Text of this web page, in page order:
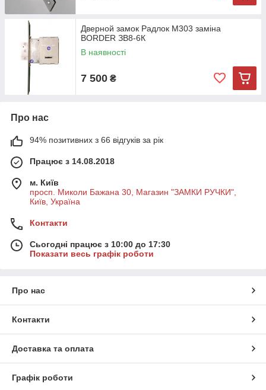
Дверной замок Радлок М303 заміна
BORDER ЗВ8-6К
В наявності
7 500 ₴
Про нас
94% позитивних з 66 відгуків за рік
Працює з 14.08.2018
м. Київ
просп. Миколи Бажана 30, Магазин "ЗАМКИ РУЧКИ",
Київ, Україна
Контакти
Сьогодні працює з 10:00 до 17:30
Показати весь графік роботи
Про нас
Контакти
Доставка та оплата
Графік роботи